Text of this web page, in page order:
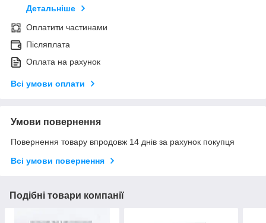
Детальніше
Оплатити частинами
Післяплата
Оплата на рахунок
Всі умови оплати
Умови повернення
Повернення товару впродовж 14 днів за рахунок покупця
Всі умови повернення
Подібні товари компанії